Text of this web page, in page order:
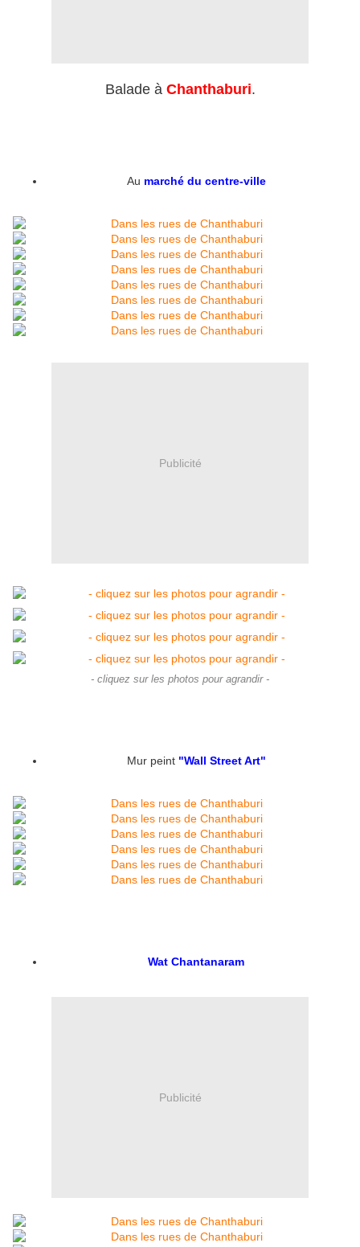
Balade à Chanthaburi.
Au marché du centre-ville
Publicité
- cliquez sur les photos pour agrandir -
Mur peint "Wall Street Art"
Wat Chantanaram
Publicité